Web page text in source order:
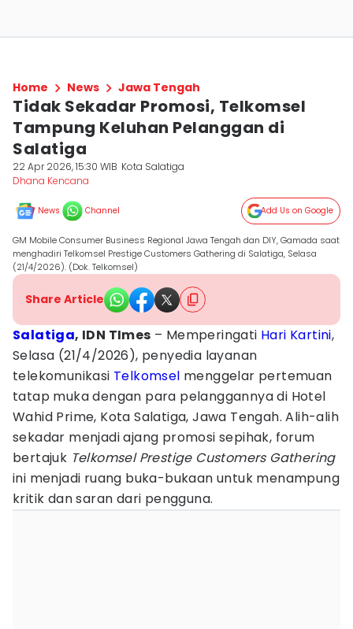
Home News Jawa Tengah
Tidak Sekadar Promosi, Telkomsel
Tampung Keluhan Pelanggan di
Salatiga
22 Apr 2026, 15:30 WIB Kota Salatiga
Dhana Kencana
News Channel Add Us on Google
GM Mobile Consumer Business Regional Jawa Tengah dan DIY, Gamada saat
menghadiri Telkomsel Prestige Customers Gathering di Salatiga, Selasa
(21/4/2026). (Dok. Telkomsel)
Share Article
Salatiga, IDN TImes – Memperingati Hari Kartini,
Selasa (21/4/2026), penyedia layanan
telekomunikasi Telkomsel menggelar pertemuan
tatap muka dengan para pelanggannya di Hotel
Wahid Prime, Kota Salatiga, Jawa Tengah. Alih-alih
sekadar menjadi ajang promosi sepihak, forum
bertajuk Telkomsel Prestige Customers Gathering
ini menjadi ruang buka-bukaan untuk menampung
kritik dan saran dari pengguna.